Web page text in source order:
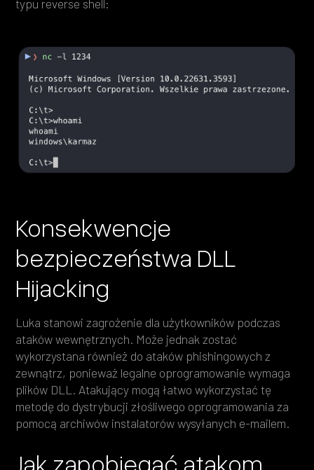
typu reverse shell:
Konsekwencje
bezpieczeństwa DLL
Hijacking
Luka stanowi zagrożenie dla użytkowników podczas
ataków wewnętrznych. Może jednak zostać
wykorzystana również do ataków phishingowych z
zewnątrz, ponieważ legalne oprogramowanie wymaga
plików DLL. Atakujący mogą łatwo wykorzystać tę
metodę do dystrybucji złośliwego oprogramowania za
pomocą archiwów instalatorów wysyłanych e-mailem.
Jak zapobiegać atakom